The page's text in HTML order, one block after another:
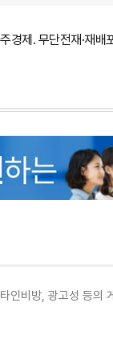
경제. 무단전재·재배